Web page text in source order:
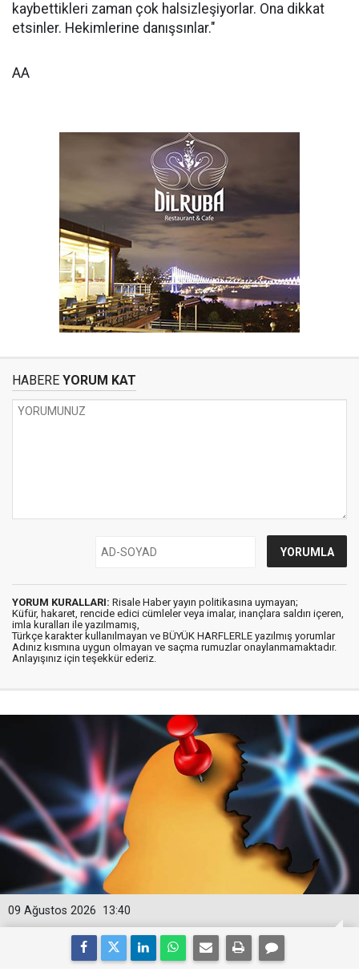
kaybettikleri zaman çok halsizleşiyorlar. Ona dikkat
etsinler. Hekimlerine danışsınlar."
AA
HABERE YORUM KAT
YORUM KURALLARI: Risale Haber yayın politikasına uymayan;
Küfür, hakaret, rencide edici cümleler veya imalar, inançlara saldırı içeren,
imla kuralları ile yazılmamış,
Türkçe karakter kullanılmayan ve BÜYÜK HARFLERLE yazılmış yorumlar
Adınız kısmına uygun olmayan ve saçma rumuzlar onaylanmamaktadır.
Anlayışınız için teşekkür ederiz.
13:40
09 Ağustos 2026